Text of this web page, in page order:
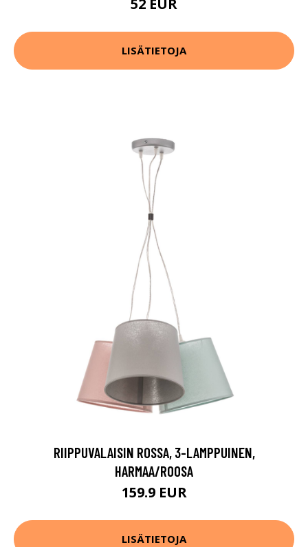
LISÄTIETOJA
RIIPPUVALAISIN ROSSA, 3-LAMPPUINEN,
HARMAA/ROOSA
159.9 EUR
LISÄTIETOJA